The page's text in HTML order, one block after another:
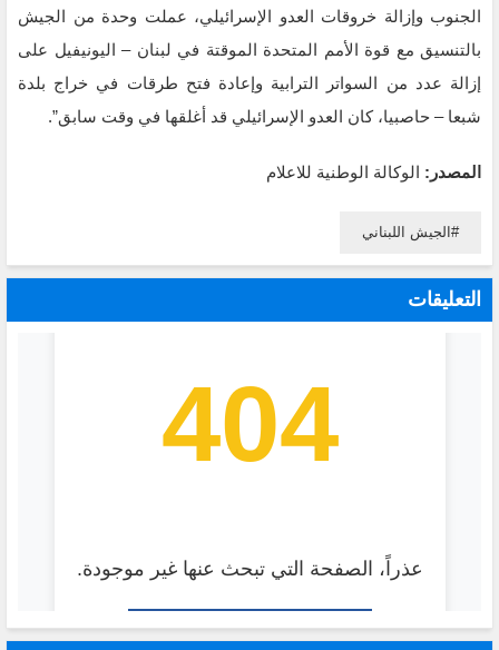
الجنوب وإزالة خروقات العدو الإسرائيلي، عملت وحدة من الجيش
بالتنسيق مع قوة الأمم المتحدة الموقتة في لبنان – اليونيفيل على
إزالة عدد من السواتر الترابية وإعادة فتح طرقات في خراج بلدة
شبعا – حاصبيا، كان العدو الإسرائيلي قد أغلقها في وقت سابق”.
المصدر: الوكالة الوطنية للاعلام
الجيش اللبناني
التعليقات